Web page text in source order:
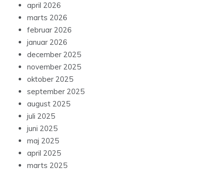
april 2026
marts 2026
februar 2026
januar 2026
december 2025
november 2025
oktober 2025
september 2025
august 2025
juli 2025
juni 2025
maj 2025
april 2025
marts 2025